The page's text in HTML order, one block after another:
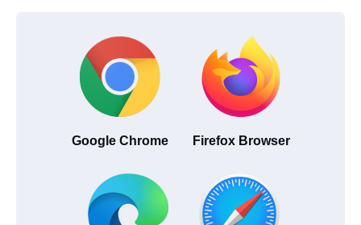
Google Chrome Firefox Browser